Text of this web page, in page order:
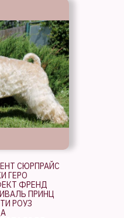
СЮРПРАЙС
ГЕРО
ФРЕНД
ПРИНЦ
РОУЗ